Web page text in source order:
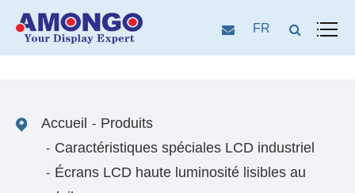
FR
Accueil
Produits
Caractéristiques spéciales LCD industriel
Écrans LCD haute luminosité lisibles au